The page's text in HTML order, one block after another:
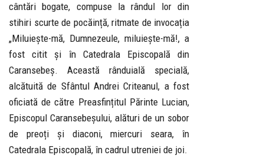
cântări bogate, compuse la rândul lor din
stihiri scurte de pocăință, ritmate de invocația
„Miluiește-mă, Dumnezeule, miluiește-mă!, a
fost citit și în Catedrala Episcopală din
Caransebeș. Această rânduială specială,
alcătuită de Sfântul Andrei Criteanul, a fost
oficiată de către Preasfințitul Părinte Lucian,
Episcopul Caransebeșului, alături de un sobor
de preoți și diaconi, miercuri seara, în
Catedrala Episcopală, în cadrul utreniei de joi.